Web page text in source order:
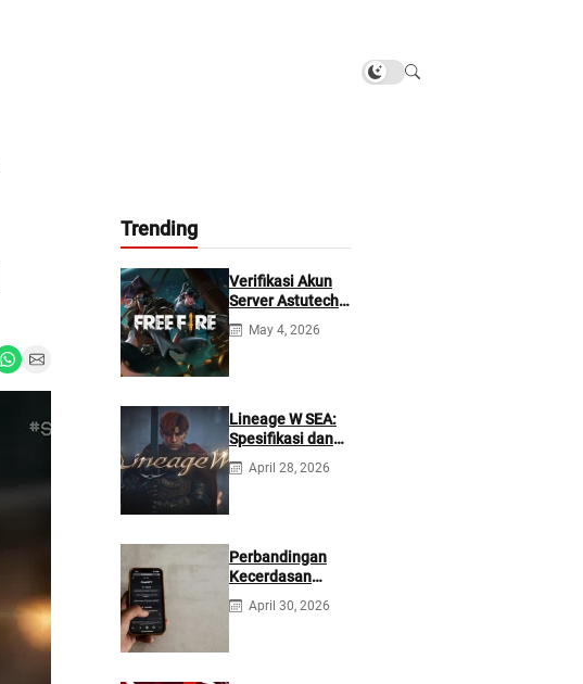
Share on WhatsApp Share on Email
Trending
Verifikasi Akun
Server Astutech
Free Fire Gratis
May 4, 2026
Lineage W SEA:
Spesifikasi dan
Tanggal Rilis
April 28, 2026
Perbandingan
Kecerdasan
Buatan Claude
dan ChatGPT:
April 30, 2026